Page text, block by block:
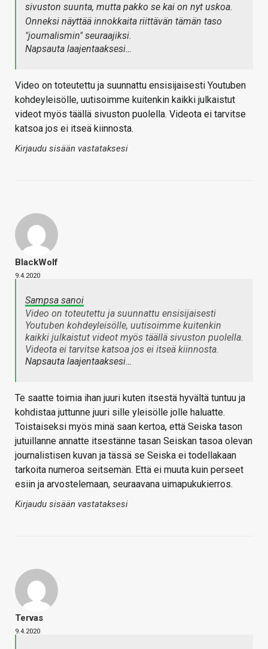
sivuston suunta, mutta pakko se kai on nyt uskoa.
Onneksi näyttää innokkaita riittävän tämän taso
"journalismin" seuraajiksi.
Napsauta laajentaaksesi…
Video on toteutettu ja suunnattu ensisijaisesti Youtuben
kohdeyleisölle, uutisoimme kuitenkin kaikki julkaistut
videot myös täällä sivuston puolella. Videota ei tarvitse
katsoa jos ei itseä kiinnosta.
Kirjaudu sisään vastataksesi
BlackWolf
9.4.2020
Sampsa sanoi
Video on toteutettu ja suunnattu ensisijaisesti
Youtuben kohdeyleisölle, uutisoimme kuitenkin
kaikki julkaistut videot myös täällä sivuston puolella.
Videota ei tarvitse katsoa jos ei itseä kiinnosta.
Napsauta laajentaaksesi…
Te saatte toimia ihan juuri kuten itsestä hyvältä tuntuu ja
kohdistaa juttunne juuri sille yleisölle jolle haluatte.
Toistaiseksi myös minä saan kertoa, että Seiska tason
jutuillanne annatte itsestänne tasan Seiskan tasoa olevan
journalistisen kuvan ja tässä se Seiska ei todellakaan
tarkoita numeroa seitsemän. Että ei muuta kuin perseet
esiin ja arvostelemaan, seuraavana uimapukukierros.
Kirjaudu sisään vastataksesi
Tervas
9.4.2020